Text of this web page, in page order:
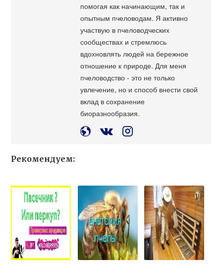
помогая как начинающим, так и
опытным пчеловодам. Я активно
участвую в пчеловодческих
сообществах и стремлюсь
вдохновлять людей на бережное
отношение к природе. Для меня
пчеловодство - это не только
увлечение, но и способ внести свой
вклад в сохранение
биоразнообразия.
Рекомендуем: